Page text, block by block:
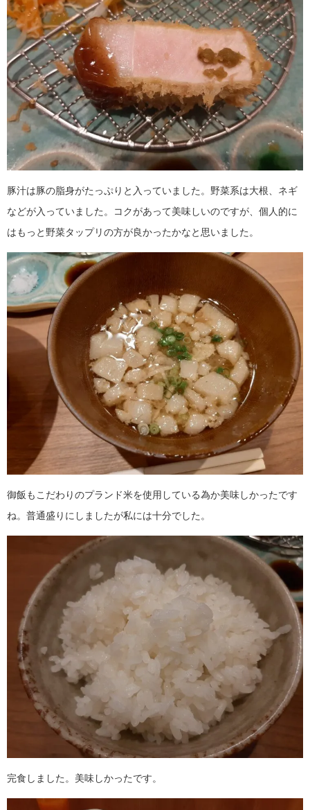
豚汁は豚の脂身がたっぷりと入っていました。野菜系は大根、ネギ
などが入っていました。コクがあって美味しいのですが、個人的に
はもっと野菜タップリの方が良かったかなと思いました。
御飯もこだわりのプランド米を使用している為か美味しかったです
ね。普通盛りにしましたが私には十分でした。
完食しました。美味しかったです。